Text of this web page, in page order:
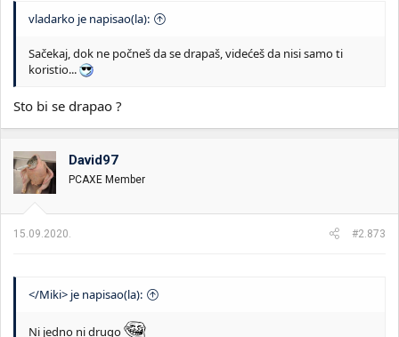
vladarko je napisao(la):
Sačekaj, dok ne počneš da se drapaš, videćeš da nisi samo ti
koristio...
Sto bi se drapao ?
David97
PCAXE Member
15.09.2020. #2.873
</Miki> je napisao(la):
Ni jedno ni drugo